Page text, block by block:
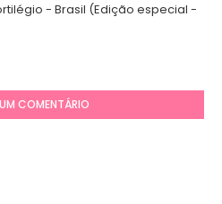
- Brasil (Edição especial -
COMENTÁRIO